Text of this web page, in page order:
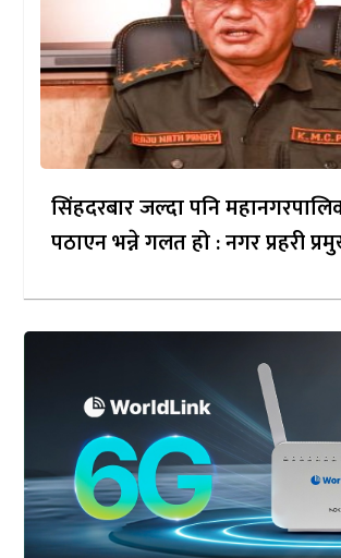
सिंहदरबार जल्दा पनि
पठाएन भन्ने गलत हो : नगर प्रहरी